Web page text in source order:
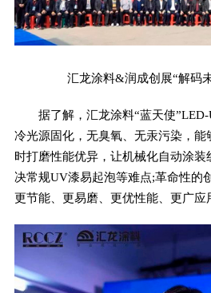
汇龙涂料&润成创展“解码未
据了解，汇龙涂料“蓝天使”LED-
冷光源固化，无臭氧、无汞污染，能
时打磨性能优异，让机械化自动涂
决常规UV漆易起泡等难点;革命性的
更节能、更易磨、更优性能、更广应